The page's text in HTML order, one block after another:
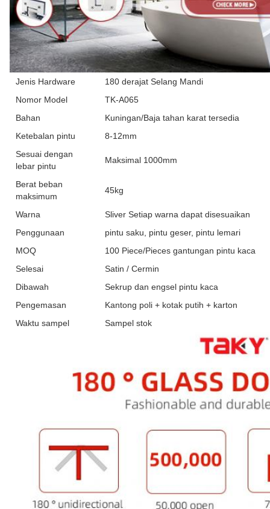
Jenis Hardware
180 derajat Selang Mandi
Nomor Model
TK-A065
Bahan
Kuningan/Baja tahan karat tersedia
Ketebalan pintu
8-12mm
Sesuai dengan
lebar pintu
Maksimal 1000mm
Berat beban
maksimum
45kg
Warna
Sliver Setiap warna dapat disesuaikan
Penggunaan
pintu saku, pintu geser, pintu lemari
MOQ
100 Piece/Pieces gantungan pintu kaca
Selesai
Satin / Cermin
Dibawah
Sekrup dan engsel pintu kaca
Pengemasan
Kantong poli + kotak putih + karton
Waktu sampel
Sampel stok